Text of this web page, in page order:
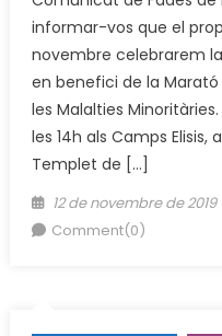
informar-vos que el
novembre celebrarem
en benefici de la
les Malalties
les 14h als Camps
Templet de […]
Posted
on
12 de novembre de 2019
Comment(0)